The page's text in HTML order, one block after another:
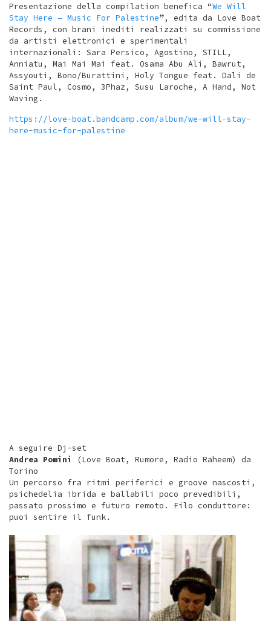
Presentazione della compilation benefica “We Will
Stay Here – Music For Palestine”, edita da Love Boat
Records, con brani inediti realizzati su commissione
da artisti elettronici e sperimentali
internazionali: Sara Persico, Agostino, STILL,
Anniatu, Mai Mai Mai feat. Osama Abu Ali, Bawrut,
Assyouti, Bono/Burattini, Holy Tongue feat. Dali de
Saint Paul, Cosmo, 3Phaz, Susu Laroche, A Hand, Not
Waving.
https://love-boat.bandcamp.com/album/we-will-stay-
here-music-for-palestine
A seguire Dj-set
Andrea Pomini
(Love Boat, Rumore, Radio Raheem) da
Torino
Un percorso fra ritmi periferici e groove nascosti,
psichedelia ibrida e ballabili poco prevedibili,
passato prossimo e futuro remoto. Filo conduttore:
puoi sentire il funk.